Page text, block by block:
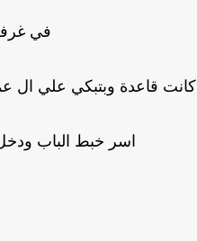
في
كانت قاعدة وبتبكي علي ال
اسر خبط الباب